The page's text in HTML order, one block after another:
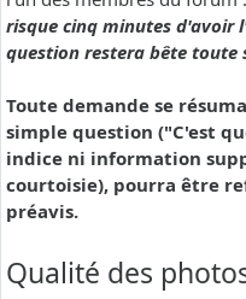
risque cinq minutes d'avoir
question restera bête toute
Toute demande se
simple question ("C'est
indice ni information
courtoisie), pourra être
préavis.
Qualité des